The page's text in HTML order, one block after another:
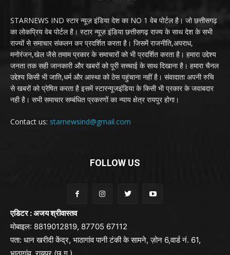
STARNEWS IND स्टार न्यूज़ इंडिया देश का NO 1 वेब पोर्टल है। जो छत्तीसगढ़
का लोकप्रिय वेब पोर्टल है। स्टार न्यूज़ इंडिया छत्तीसगढ़ राज्य के साथ देश के सभी
राज्यों से समाचार संकलन कर प्रदर्शित करता है। जिसमें राजनीति,अपराध,
मनोरंजन,खेल जैसे तमाम प्रकार के समाचारों को भी प्रदर्शित करता है। हमारा उद्देश्य
जनता तक सही जानकारी और खबरों को पूरी सच्चाई के साथ दिखाना है। हमारा चैनल
उद्देश्य किसी भी जाति,धर्म और आस्था को ठेस पहुंचाना नहीं है। संवादाता अपनी रुचि
से खबरों को प्रेषित करता है इसमें स्टारन्यूजइंडिया के किसी भी प्रकार के जवाबदार
नही है। सभी समाचार सम्बंधित प्रकरणों का न्याय क्षेत्र रायपुर होगा।
Contact us: starnewsind@gmail.com
FOLLOW US
एडिटर : अजय श्रीवास्तव
मोबाइल: 8819012819, 87705 67112
पता: धान खरीदी केंद्र, भाठागांव पानी टंकी के सामने, ज़ोन 6,वार्ड नं. 61,
भाठागांव, रायपुर (छ.ग.)